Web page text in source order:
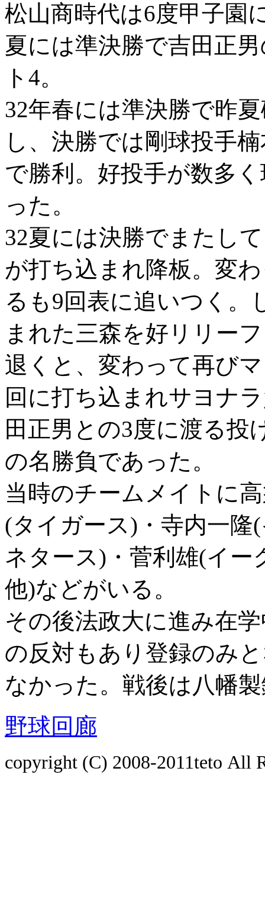
松山商時代は6度甲子園
夏には準決勝で吉田正
ト4。
32年春には準決勝で昨
し、決勝では剛球投手
で勝利。好投手が数多
った。
32夏には決勝でまたし
が打ち込まれ降板。変
るも9回表に追いつく。
まれた三森を好リリー
退くと、変わって再び
回に打ち込まれサヨナ
田正男との3度に渡る投
の名勝負であった。
当時のチームメイトに
(タイガース)・寺内一隆
ネタース)・菅利雄(イー
他)などがいる。
その後法政大に進み在
の反対もあり登録のみ
なかった。戦後は八幡
野球回廊
copyright (C) 2008-2011teto All